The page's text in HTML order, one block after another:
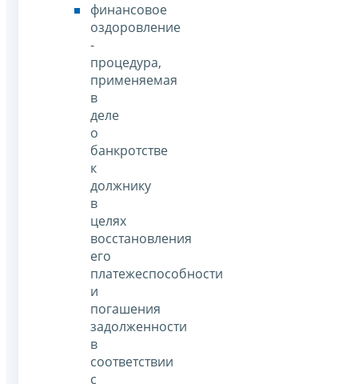
финансовое
оздоровление
-
процедура,
применяемая
в
деле
о
банкротстве
к
должнику
в
целях
восстановления
его
платежеспособности
и
погашения
задолженности
в
соответствии
с